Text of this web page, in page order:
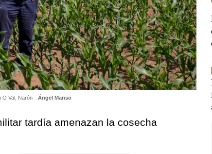
O Val, Narón Ángel Manso
tardía amenazan la cosecha